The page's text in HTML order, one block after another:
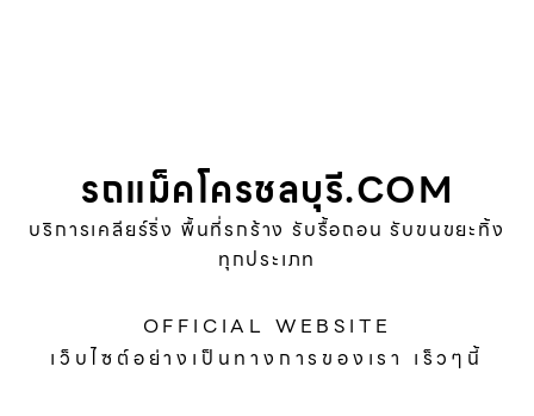
รถแม็คโครชลบุรี.COM
บริการเคลียร์ริ่ง พื้นที่รกร้าง รับรื้อถอน รับขนขยะทิ้ง
ทุกประเภท
OFFICIAL WEBSITE
เว็บไซต์อย่างเป็นทางการของเรา เร็วๆนี้